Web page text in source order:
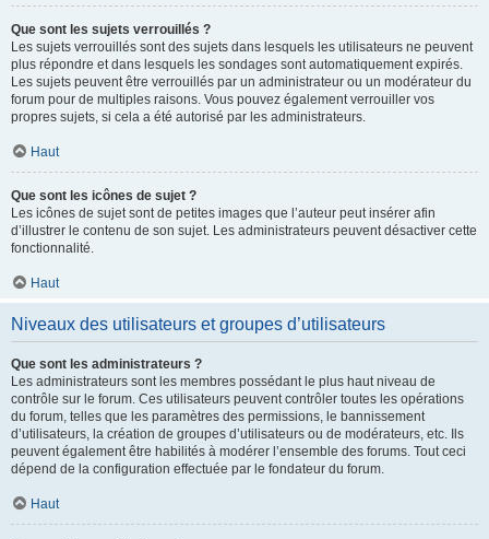
Que sont les sujets verrouillés ?
Les sujets verrouillés sont des sujets dans lesquels les utilisateurs ne peuvent
plus répondre et dans lesquels les sondages sont automatiquement expirés.
Les sujets peuvent être verrouillés par un administrateur ou un modérateur du
forum pour de multiples raisons. Vous pouvez également verrouiller vos
propres sujets, si cela a été autorisé par les administrateurs.
Haut
Que sont les icônes de sujet ?
Les icônes de sujet sont de petites images que l’auteur peut insérer afin
d’illustrer le contenu de son sujet. Les administrateurs peuvent désactiver cette
fonctionnalité.
Haut
Niveaux des utilisateurs et groupes d’utilisateurs
Que sont les administrateurs ?
Les administrateurs sont les membres possédant le plus haut niveau de
contrôle sur le forum. Ces utilisateurs peuvent contrôler toutes les opérations
du forum, telles que les paramètres des permissions, le bannissement
d’utilisateurs, la création de groupes d’utilisateurs ou de modérateurs, etc. Ils
peuvent également être habilités à modérer l’ensemble des forums. Tout ceci
dépend de la configuration effectuée par le fondateur du forum.
Haut